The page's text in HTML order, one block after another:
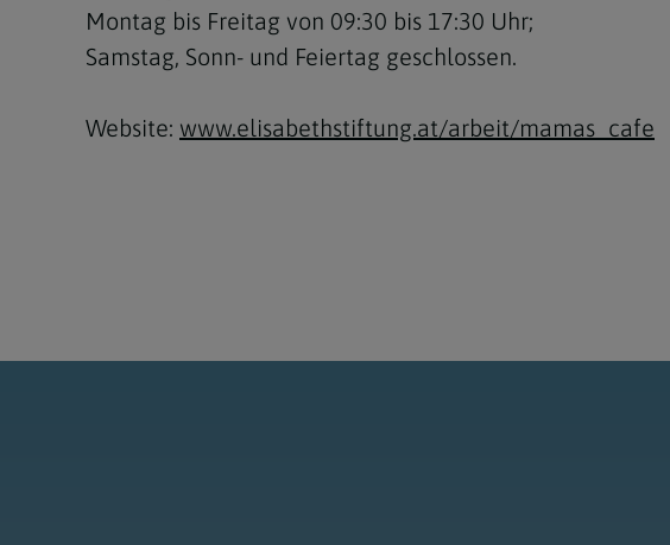
Montag bis Freitag von 09:30 bis 17:30 Uhr;
Samstag, Sonn- und Feiertag geschlossen.
Website: www.elisabethstiftung.at/arbeit/mamas_cafe